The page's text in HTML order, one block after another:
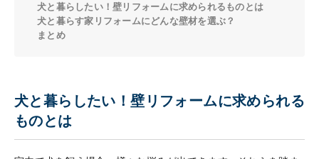
犬と暮らしたい！壁リフォームに求められるものとは
犬と暮らす家リフォームにどんな壁材を選ぶ？
まとめ
犬と暮らしたい！壁リフォームに求められる
ものとは